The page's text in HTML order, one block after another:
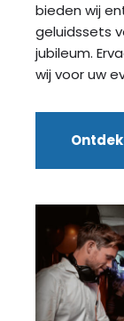
bieden wij
geluidssets
jubileum.
wij voor uw